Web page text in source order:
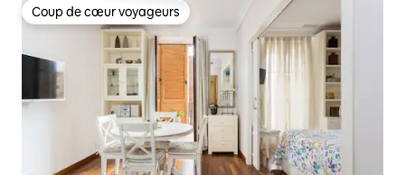
Coup de cœur voyageurs
Coup de cœur voyageurs